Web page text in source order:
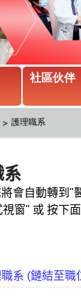
社區伙伴
護理職系